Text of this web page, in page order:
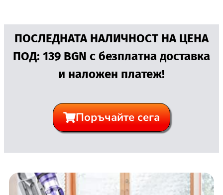
ПОСЛЕДНАТА НАЛИЧНОСТ НА ЦЕНА
ПОД: 139 BGN с безплатна доставка
и наложен платеж!
Поръчайте сега